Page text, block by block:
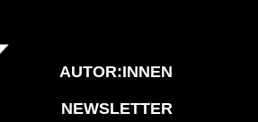
AUTOR:INNEN
NEWSLETTER